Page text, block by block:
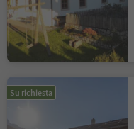
Su richiesta